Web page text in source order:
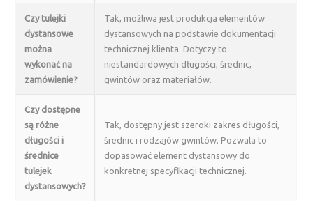
Czy tulejki
dystansowe
można
wykonać na
zamówienie?
Tak, możliwa jest produkcja elementów
dystansowych na podstawie dokumentacji
technicznej klienta. Dotyczy to
niestandardowych długości, średnic,
gwintów oraz materiałów.
Czy dostępne
są różne
długości i
średnice
tulejek
dystansowych?
Tak, dostępny jest szeroki zakres długości,
średnic i rodzajów gwintów. Pozwala to
dopasować element dystansowy do
konkretnej specyfikacji technicznej.